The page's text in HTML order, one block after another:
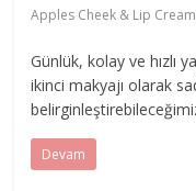
Apples Cheek & Lip
Günlük, kolay ve hızlı
ikinci makyajı olarak
Devam